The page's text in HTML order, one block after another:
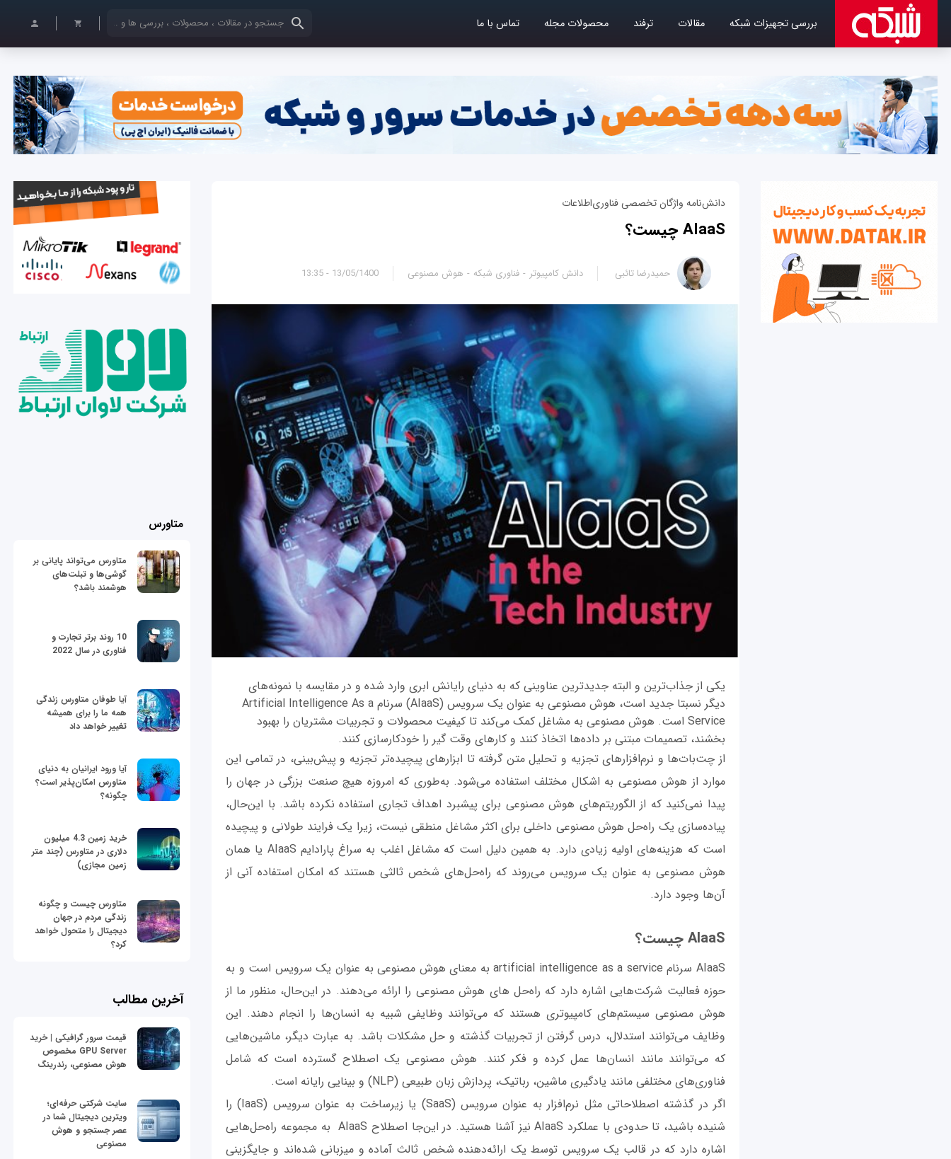
بررسی تجهیزات شبکه مقالات ترفند محصولات مجله تماس با ما کلمات کلیدی خود را وارد کنید
دانش‌نامه واژگان تخصصی فناوری‌اطلاعات
AIaaS چیست؟
13/05/1400 - 13:35 حمیدرضا تائبی دانش کامپیوتر فناوری شبکه هوش مصنوعی
یکی از جذاب‌ترین و البته جدیدترین عناوینی که به دنیای رایانش ابری وارد شده و در مقایسه با نمونه‌های
دیگر نسبتا جدید است، هوش مصنوعی به عنوان یک سرویس (AIaaS) سرنام Artificial Intelligence As a
Service است. هوش مصنوعی به مشاغل کمک می‌کند تا کیفیت محصولات و تجربیات مشتریان را بهبود
بخشند، تصمیمات مبتنی بر داده‌ها اتخاذ کنند و کارهای وقت گیر را خودکارسازی کنند.
از چت‌بات‌ها و نرم‌افزارهای تجزیه و تحلیل متن گرفته تا ابزارهای پیچیده‌تر تجزیه و پیش‌بینی، در تمامی این
موارد از هوش مصنوعی به اشکال مختلف استفاده می‌شود. به‌طوری که امروزه هیچ صنعت بزرگی در جهان را
پیدا نمی‌کنید که از الگوریتم‌های هوش مصنوعی برای پیشبرد اهداف تجاری استفاده نکرده باشد. با این‌حال،
پیاده‌سازی یک راه‌حل هوش مصنوعی داخلی برای اکثر مشاغل منطقی نیست، زیرا یک فرایند طولانی و پیچیده
است که هزینه‌های اولیه زیادی دارد. به همین دلیل است که مشاغل اغلب به سراغ پارادایم AIaaS یا همان
هوش مصنوعی به عنوان یک سرویس می‌روند که راه‌حل‌های شخص ثالثی هستند که امکان استفاده آنی از
آن‌ها وجود دارد.
AIaaS چیست؟
AIaaS سرنام artificial intelligence as a service به معنای هوش مصنوعی به عنوان یک سرویس است و به
حوزه فعالیت شرکت‌هایی اشاره دارد که راه‌حل های هوش مصنوعی را ارائه می‌دهند. در این‌حال، منظور ما از
هوش مصنوعی سیستم‌های کامپیوتری هستند که می‌توانند وظایفی شبیه به انسان‌ها را انجام دهند. این
وظایف می‌توانند استدلال، درس گرفتن از تجربیات گذشته و حل مشکلات باشد. به عبارت دیگر، ماشین‌هایی
که می‌توانند مانند انسان‌ها عمل کرده و فکر کنند. هوش مصنوعی یک اصطلاح گسترده است که شامل
فناوری‌های مختلفی مانند یادگیری ماشین، رباتیک، پردازش زبان طبیعی (NLP) و بینایی رایانه است.
اگر در گذشته اصطلاحاتی مثل نرم‌افزار به عنوان سرویس (SaaS) یا زیرساخت به عنوان سرویس (IaaS) را
شنیده باشید، تا حدودی با عملکرد AIaaS نیز آشنا هستید. در این‌جا اصطلاح AIaaS به مجموعه راه‌حل‌هایی
اشاره دارد که در قالب یک سرویس توسط یک ارائه‌دهنده شخص ثالث آماده و میزبانی شده‌اند و جایگزینی
متاورس
متاورس می‌تواند پایانی بر
گوشی‌ها و تبلت‌های
هوشمند باشد؟
10 روند برتر تجارت و
فناوری در سال 2022
آیا طوفان متاورس زندگی
همه ما را برای همیشه
تغییر خواهد داد
آیا ورود ایرانیان به دنیای
متاورس امکان‌پذیر است؟
چگونه؟
خرید زمین 4.3 میلیون
دلاری در متاورس (چند متر
زمین مجازی)
متاورس چیست و چگونه
زندگی مردم در جهان
دیجیتال را متحول خواهد
کرد؟
آخرین مطالب
قیمت سرور گرافیکی | خرید
GPU Server مخصوص
هوش مصنوعی، رندرینگ
سایت شرکتی حرفه‌ای؛
ویترین دیجیتال شما در
عصر جستجو و هوش
مصنوعی